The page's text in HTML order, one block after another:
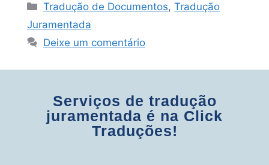
Tradução de Documentos,Tradução
Juramentada
Deixe um comentário
Serviços de tradução
juramentada é na Click
Traduções!